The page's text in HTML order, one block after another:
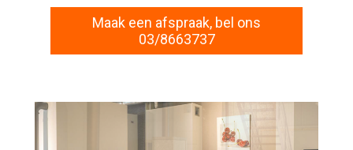
Maak een afspraak, bel ons
03/8663737